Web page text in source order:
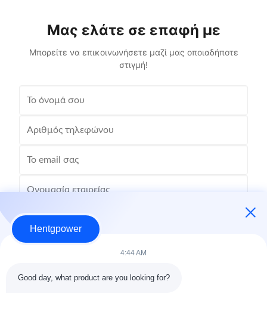
Μας ελάτε σε επαφή με
Μπορείτε να επικοινωνήσετε μαζί μας οποιαδήποτε
στιγμή!
Hentgpower
4:44 AM
Good day, what product are you looking for?